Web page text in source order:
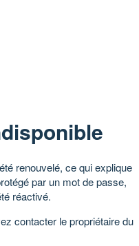
renouvelé, ce qui explique
par un mot de passe,
réactivé.
contacter le propriétaire du